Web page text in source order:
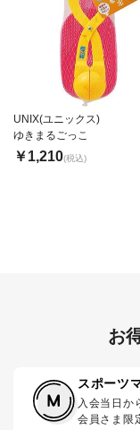
UNIX(ユニックス)
ゆきまるごっこ
￥1,210(税込)
お
スポーツ
入会当日か
会員さま限